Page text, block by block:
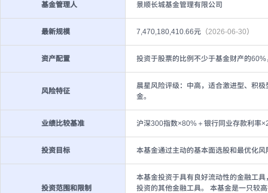
基金管理人 景顺长城基金管理有限公司
最新规模 7,470,180,410.66元 （2026-06-30）
资产配置 投资于股票的比例不少于基金财产的
风险特征
晨星风险评级：中高，适合激进型、积
金。
业绩比较基准 沪深300指数×80%＋银行同业存款利率
投资目标 本基金通过主动的基本面选股和最优化
投资范围和限制
本基金投资于具有良好流动性的金融工
投资的其他金融工具。 本基金是一只较